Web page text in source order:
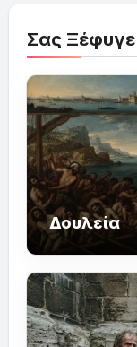
Σας Ξέφυγε
Δουλεία